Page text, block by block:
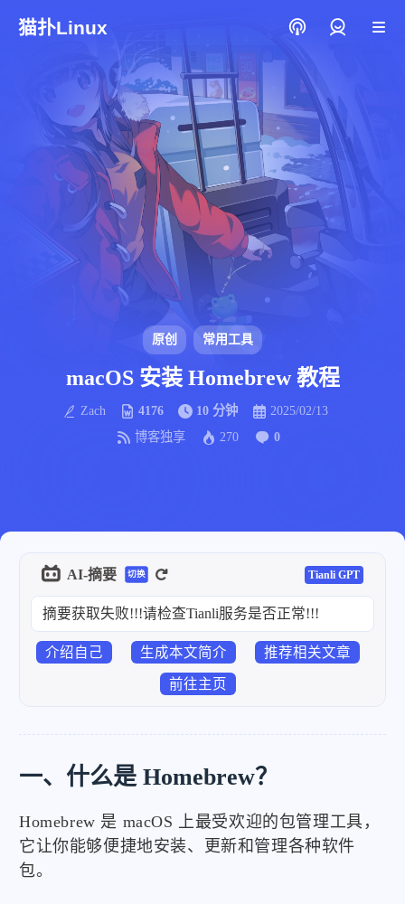
猫扑Linux
原创 常用工具
macOS 安装 Homebrew 教程
Zach 4176 10 分钟
2025/02/13
博客独享
270 0
AI-摘要 切换 Tianli GPT
摘要获取失败!!!请检查Tianli服务是否正常!!!
介绍自己 生成本文简介 推荐相关文章
前往主页
一、什么是 Homebrew？
Homebrew 是 macOS 上最受欢迎的包管理工具，
它让你能够便捷地安装、更新和管理各种软件
包。